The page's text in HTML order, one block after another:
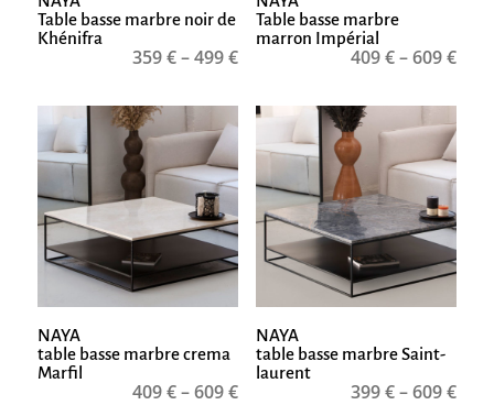
Table basse marbre noir de
Khénifra
359€–499€
Table basse marbre
marron Impérial
409€–609€
NAYA
table basse marbre crema
Marfil
409€–609€
NAYA
table basse marbre Saint-
laurent
399€–609€